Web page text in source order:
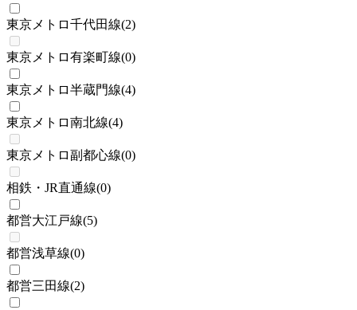
東京メトロ千代田線(2)
東京メトロ有楽町線(0)
東京メトロ半蔵門線(4)
東京メトロ南北線(4)
東京メトロ副都心線(0)
相鉄・JR直通線(0)
都営大江戸線(5)
都営浅草線(0)
都営三田線(2)